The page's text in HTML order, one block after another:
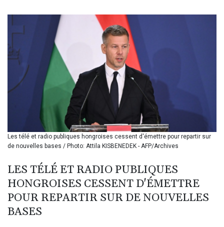
BMD 1.152259
BND 1.477175
BOB 13.933413
BRL 5.903372
BSD 1.151975
BTN 109.6322
BWP 15.580254
BYN 3.410707
BYR 22584.277216
BZD 2.316825
CAD 1.614833
CDF 2604.104891
CHF 0.93644
CLP 1055.331441
CNY 7.776654
CNH 7.777391
COP 3641.26532
Les télé et radio publiques hongroises cessent d'émettre pour repartir sur
de nouvelles bases / Photo: Attila KISBENEDEK - AFP/Archives
LES TÉLÉ ET RADIO PUBLIQUES
HONGROISES CESSENT D'ÉMETTRE
POUR REPARTIR SUR DE NOUVELLES
BASES